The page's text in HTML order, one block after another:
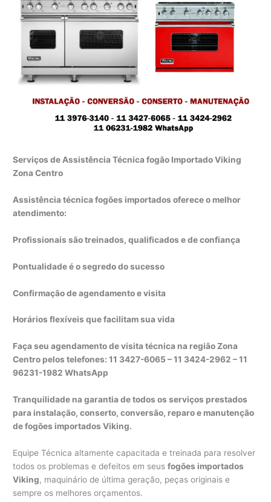
Serviços de Assistência Técnica fogão Importado Viking
Zona Centro
Assistência técnica fogões importados oferece o melhor
atendimento:
Profissionais são treinados, qualificados e de confiança
Pontualidade é o segredo do sucesso
Confirmação de agendamento e visita
Horários flexíveis que facilitam sua vida
Faça seu agendamento de visita técnica na região Zona
Centro pelos telefones: 11 3427-6065 – 11 3424-2962 – 11
96231-1982 WhatsApp
Tranquilidade na garantia de todos os serviços prestados
para instalação, conserto, conversão, reparo e manutenção
de fogões importados Viking.
Equipe Técnica altamente capacitada e treinada para resolver
todos os problemas e defeitos em seusfogões importados
Viking, maquinário de última geração, peças originais e
sempre os melhores orçamentos.